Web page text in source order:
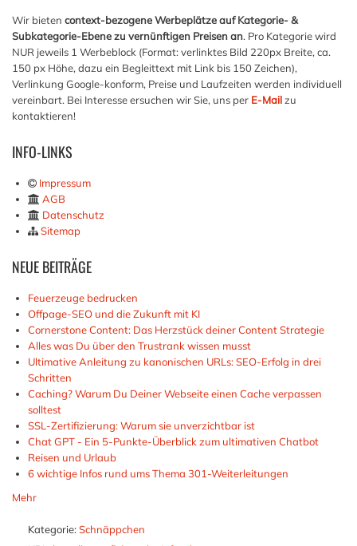
Wir bieten context-bezogene Werbeplätze auf Kategorie- &
Subkategorie-Ebene zu vernünftigen Preisen an. Pro Kategorie wird
NUR jeweils 1 Werbeblock (Format: verlinktes Bild 220px Breite, ca.
150 px Höhe, dazu ein Begleittext mit Link bis 150 Zeichen),
Verlinkung Google-konform, Preise und Laufzeiten werden individuell
vereinbart. Bei Interesse ersuchen wir Sie, uns per E-Mailzu
kontaktieren!
INFO-LINKS
Impressum
AGB
Datenschutz
Sitemap
NEUEBEITRÄGE
Feuerzeuge bedrucken
Offpage-SEO und die Zukunft mit KI
Cornerstone Content: Das Herzstück deiner Content Strategie
Alles was Du über den Trustrank wissen musst
Ultimative Anleitung zu kanonischen URLs: SEO-Erfolg in drei
Schritten
Caching? Warum Du Deiner Webseite einen Cache verpassen
solltest
SSL-Zertifizierung: Warum sie unverzichtbar ist
Chat GPT - Ein 5-Punkte-Überblick zum ultimativen Chatbot
Reisen und Urlaub
6 wichtige Infos rund ums Thema 301-Weiterleitungen
Mehr
Kategorie: Schnäppchen